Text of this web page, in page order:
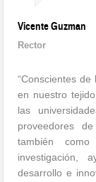
Vicente Guzman
Rector
“Conscientes
en nuestro
las
proveedores
también
investigación,
desarrollo e